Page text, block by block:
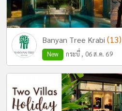
Banyan Tree Krabi(13)
New กระบี่ , 06 ส.ค. 69